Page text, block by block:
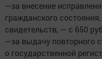
—за внесение
гражданского
свидетельств, — с 650
—за выдачу повторного
о государственной